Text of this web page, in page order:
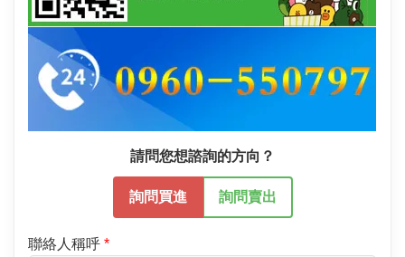
請問您想諮詢的方向？
詢問買進 詢問賣出
聯絡人稱呼